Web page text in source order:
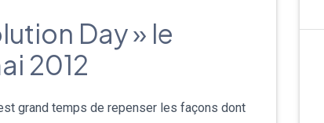
Day » le
2012
grand temps de repenser les façons dont